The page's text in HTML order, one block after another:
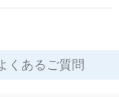
数が150KB以下のお写真で
だけではなく、全身や複
くあるご質問